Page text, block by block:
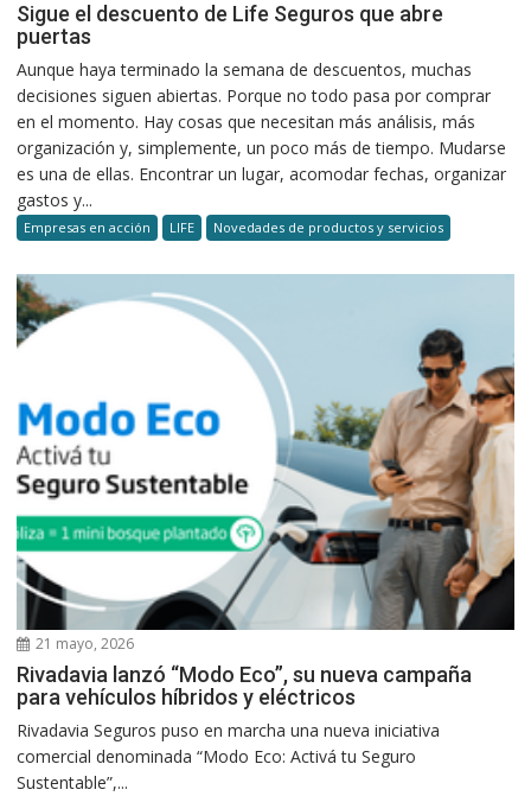
Sigue el descuento de Life Seguros que abre
puertas
Aunque haya terminado la semana de descuentos, muchas
decisiones siguen abiertas. Porque no todo pasa por comprar
en el momento. Hay cosas que necesitan más análisis, más
organización y, simplemente, un poco más de tiempo. Mudarse
es una de ellas. Encontrar un lugar, acomodar fechas, organizar
gastos y...
Empresas en acción LIFE Novedades de productos y servicios
21 mayo, 2026
Rivadavia lanzó “Modo Eco”, su nueva campaña
para vehículos híbridos y eléctricos
Rivadavia Seguros puso en marcha una nueva iniciativa
comercial denominada “Modo Eco: Activá tu Seguro
Sustentable”,...